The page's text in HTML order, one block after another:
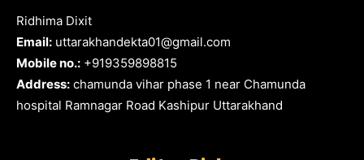
Ridhima Dixit
Email: uttarakhandekta01@gmail.com
Mobile no.: +919359898815
Address: chamunda vihar phase 1 near Chamunda
hospital Ramnagar Road Kashipur Uttarakhand